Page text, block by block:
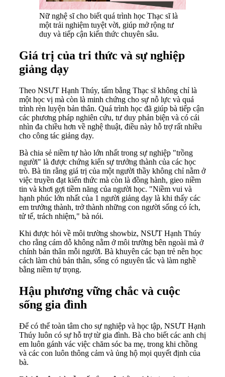
Nữ nghệ sĩ cho biết quá trình học Thạc sĩ là
một trải nghiệm tuyệt vời, giúp mở rộng tư
duy và tiếp cận kiến thức chuyên sâu.
Giá trị của tri thức và sự nghiệp
giảng dạy
Theo NSƯT Hạnh Thúy, tấm bằng Thạc sĩ không chỉ là
một học vị mà còn là minh chứng cho sự nỗ lực và quá
trình rèn luyện bản thân. Quá trình học đã giúp bà tiếp cận
các phương pháp nghiên cứu, tư duy phản biện và có cái
nhìn đa chiều hơn về nghệ thuật, điều này hỗ trợ rất nhiều
cho công tác giảng dạy.
Bà chia sẻ niềm tự hào lớn nhất trong sự nghiệp "trồng
người" là được chứng kiến sự trưởng thành của các học
trò. Bà tin rằng giá trị của một người thầy không chỉ nằm ở
việc truyền đạt kiến thức mà còn là đồng hành, gieo niềm
tin và khơi gợi tiềm năng của người học. "Niềm vui và
hạnh phúc lớn nhất của 1 người giảng dạy là khi thấy các
em trưởng thành, trở thành những con người sống có ích,
tử tế, trách nhiệm," bà nói.
Khi được hỏi về môi trường showbiz, NSƯT Hạnh Thúy
cho rằng cám dỗ không nằm ở môi trường bên ngoài mà ở
chính bản thân mỗi người. Bà khuyên các bạn trẻ nên học
cách làm chủ bản thân, sống có nguyên tắc và làm nghề
bằng niềm tự trọng.
Hậu phương vững chắc và cuộc
sống gia đình
Để có thể toàn tâm cho sự nghiệp và học tập, NSƯT Hạnh
Thúy luôn có sự hỗ trợ từ gia đình. Bà cho biết các anh chị
em luôn gánh vác việc chăm sóc ba mẹ, trong khi chồng
và các con luôn thông cảm và ủng hộ mọi quyết định của
bà.